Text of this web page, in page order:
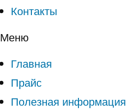
Контакты
Меню
Главная
Прайс
Полезная информация